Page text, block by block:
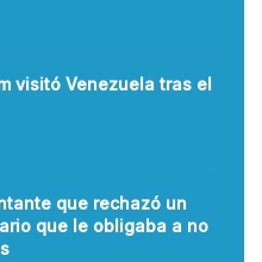
visitó Venezuela tras el
que rechazó un
que le obligaba a no